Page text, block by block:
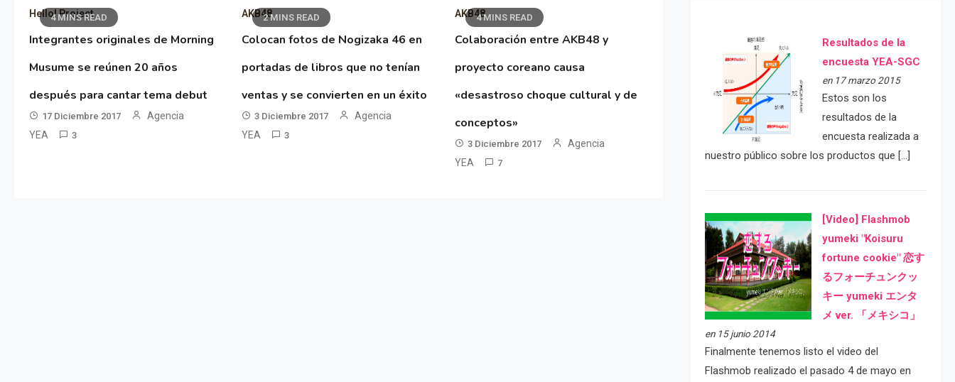
4 MINS READ
Hello! Project
Integrantes originales de Morning
Musume se reúnen 20 años
después para cantar tema debut
17 Diciembre 2017
Agencia
YEA
3
2 MINS READ
AKB48
Colocan fotos de Nogizaka 46 en
portadas de libros que no tenían
ventas y se convierten en un éxito
3 Diciembre 2017
Agencia
YEA
3
4 MINS READ
AKB48
Colaboración entre AKB48 y
proyecto coreano causa
«desastroso choque cultural y de
conceptos»
3 Diciembre 2017
Agencia
YEA
7
Resultados de la
encuesta YEA-SGC
en 17 marzo 2015
Estos son los
resultados de la
encuesta realizada a
nuestro público sobre los productos que […]
[Video] Flashmob
yumeki "Koisuru
fortune cookie" 恋す
るフォーチュンクッ
キー yumeki エンタ
メ ver. 「メキシコ」
en 15 junio 2014
Finalmente tenemos listo el video del
Flashmob realizado el pasado 4 de mayo en